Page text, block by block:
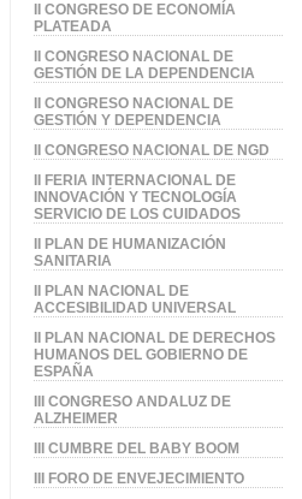
II CONGRESO DE ECONOMÍA
PLATEADA
II CONGRESO NACIONAL DE
GESTIÓN DE LA DEPENDENCIA
II CONGRESO NACIONAL DE
GESTIÓN Y DEPENDENCIA
II CONGRESO NACIONAL DE NGD
II FERIA INTERNACIONAL DE
INNOVACIÓN Y TECNOLOGÍA
SERVICIO DE LOS CUIDADOS
II PLAN DE HUMANIZACIÓN
SANITARIA
II PLAN NACIONAL DE
ACCESIBILIDAD UNIVERSAL
II PLAN NACIONAL DE DERECHOS
HUMANOS DEL GOBIERNO DE
ESPAÑA
III CONGRESO ANDALUZ DE
ALZHEIMER
III CUMBRE DEL BABY BOOM
III FORO DE ENVEJECIMIENTO